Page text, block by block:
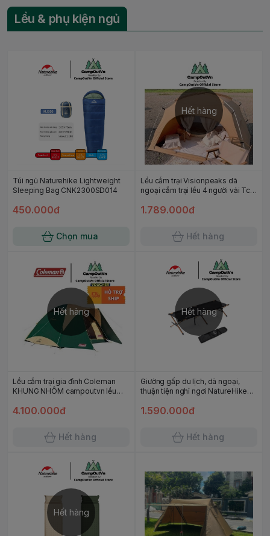
Lều & phụ kiện ngủ
Túi ngủ Naturehike Lightweight
Sleeping Bag CNK2300SD014
450.000đ
Chọn mua
Hết hàng
Lều cắm trại Visionpeaks dã
ngoại cắm trại lều 4 người vải Tc
Campoutvn A260
1.789.000đ
Hết hàng
Hết hàng
Lều cắm trại gia đình Coleman
KHUNG NHÔM campoutvn lều
Wide Dome IV/300 A053
4.100.000đ
Hết hàng
Hết hàng
Giường gấp du lịch, dã ngoại,
thuận tiện nghỉ ngơi NatureHike
1.590.000đ
Hết hàng
Hết hàng